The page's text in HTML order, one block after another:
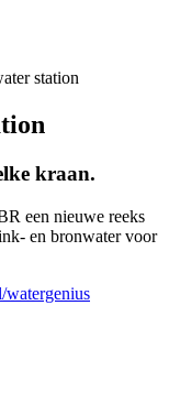
station
kraan.
een nieuwe reeks
en bronwater voor
watergenius